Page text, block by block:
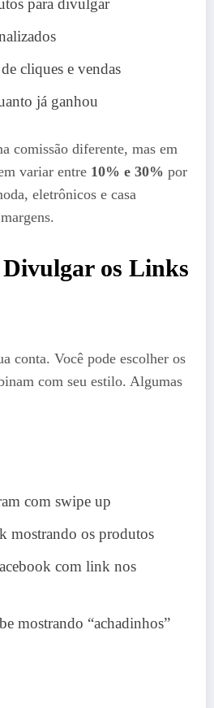
para divulgar
cliques e vendas
já ganhou
comissão diferente, mas em
variar entre 10% e 30% por
eletrônicos e casa
Divulgar os Links
conta. Você pode escolher os
com seu estilo. Algumas
com swipe up
mostrando os produtos
com link nos
mostrando “achadinhos”